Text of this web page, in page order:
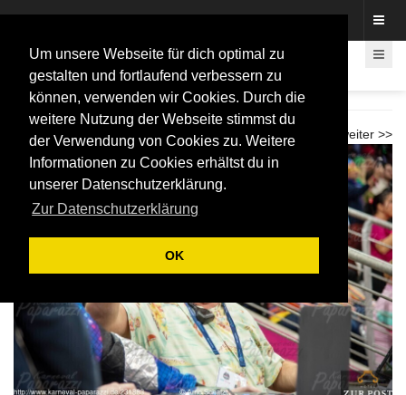
Um unsere Webseite für dich optimal zu
gestalten und fortlaufend verbessern zu
können, verwenden wir Cookies. Durch die
weitere Nutzung der Webseite stimmst du
der Verwendung von Cookies zu. Weitere
Informationen zu Cookies erhältst du in
unserer Datenschutzerklärung.
Zur Datenschutzerklärung
OK
Karnevalspiel Telekom Baskets 2026
weiter >>
<< zurück